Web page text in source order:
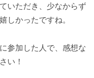
いただき、少なからず
しかったですね。
参加した人で、感想な
い！